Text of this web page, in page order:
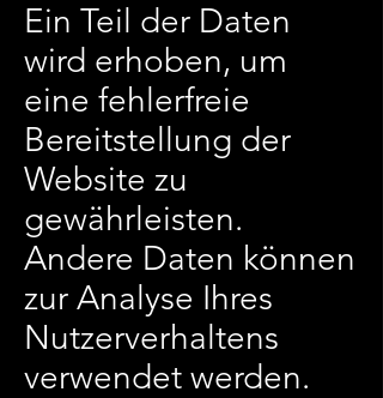
Ein Teil der Daten
wird erhoben, um
eine fehlerfreie
Bereitstellung der
Website zu
gewährleisten.
Andere Daten können
zur Analyse Ihres
Nutzerverhaltens
verwendet werden.